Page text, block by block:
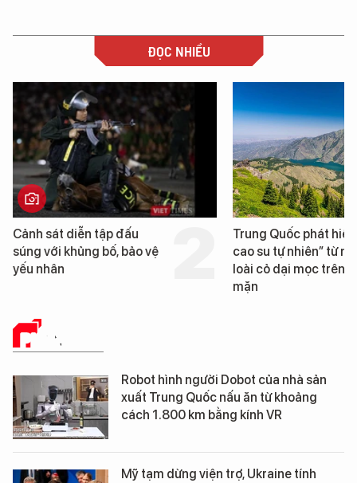
ĐỌC NHIỀU
tập đấu
bố, bảo vệ
Trung Quốc phát hiện “mỏ
cao su tự nhiên” từ một
loài cỏ dại mọc trên đất
PHÂN TÍCH
Robot hình người Dobot của nhà sản
xuất Trung Quốc nấu ăn từ khoảng
cách 1.800 km bằng kính VR
Mỹ tạm dừng viện trợ, Ukraine tính